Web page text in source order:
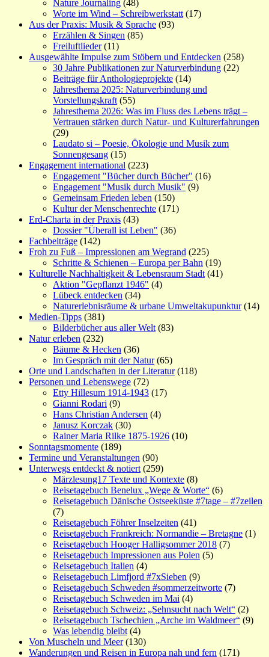
Nature Journaling (48)
Worte im Wind – Schreibwerkstatt (17)
Aus der Praxis: Musik & Sprache (93)
Erzählen & Singen (85)
Freiluftlieder(11)
Ausgewählte Impulse zum Stöbern und Entdecken (258)
30 Jahre Publikationen zur Naturverbindung (22)
Beiträge für Anthologieprojekte (14)
Jahresthema 2025: Naturverbindung und
Vorstellungskraft (55)
Jahresthema 2026: Was im Fluss des Lebens trägt –
Vertrauen stärken durch Natur- und Kulturerfahrungen
(29)
Laudato si – Poesie, Ökologie und Musik zum
Sonnengesang (15)
Engagement international (223)
Engagement "Bücher durch Bücher" (16)
Engagement "Musik durch Musik" (9)
Gemeinsam Frieden leben (150)
Kultur der Menschenrechte (171)
Erd-Charta in der Praxis (43)
Dossier "Überall ist Leben" (36)
Fachbeiträge (142)
Froh zu Fuß – Impressionen am Wegrand (225)
Schritte & Schienen – Europa per Bahn (19)
Kulturelle Nachhaltigkeit & Lebensraum Stadt (41)
Aktion "Gepflanzt 1946" (4)
Lübeck entdecken (34)
Naturerlebnisräume & urbane Umweltakupunktur(14)
Medien-Tipps (381)
Bilderbücher aus aller Welt (83)
Natur erleben (232)
Bäume & Hecken (36)
Im Gespräch mit der Natur(65)
Orte und Landschaften in der Literatur(118)
Personen und Lebenswege (72)
Etty Hillesum 1914-1943 (17)
Gianni Rodari (9)
Hans Christian Andersen (4)
Janusz Korczak (30)
Rainer Maria Rilke 1875-1926 (10)
Sonntagsmomente (189)
Termine und Veranstaltungen (90)
Unterwegs entdeckt & notiert (259)
Märzlesung17 Texte und Kontexte (8)
Reisetagebuch Benelux „Wege & Worte“ (6)
Reisetagebuch Dänische Ostseeküste #7tage – #7zeilen
(7)
Reisetagebuch Föhrer Inselzeiten (41)
Reisetagebuch Frankreich: Normandie – Bretagne (1)
Reisetagebuch Hooger Halligsommer 2018 (7)
Reisetagebuch Impressionen aus Polen (5)
Reisetagebuch Italien (4)
Reisetagebuch Limfjord #7xSieben (9)
Reisetagebuch Schweden #sommerzeitworte (7)
Reisetagebuch Schweden im Mai (4)
Reisetagebuch Schweiz: „Sehnsucht nach Welt“ (2)
Reisetagebuch Tschechien „Arche im Waldmeer“ (9)
Was lebendig bleibt (4)
Von Muscheln und Meer(130)
Wanderungen und Reisen in Europa nah und fern (171)